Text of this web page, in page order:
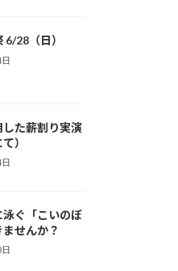
28（日）
た薪割り実演
）
ぐ「こいのぼ
せんか？